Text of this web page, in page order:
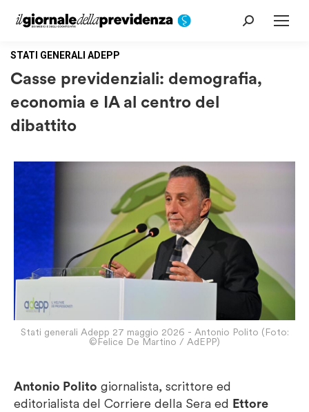
Cerca:
STATI GENERALI ADEPP
Casse previdenziali: demografia,
economia e IA al centro del
dibattito
Stati generali Adepp 27 maggio 2026 - Antonio Polito (Foto:
©Felice De Martino / AdEPP)
Antonio Polito giornalista, scrittore ed
editorialista del Corriere della Sera ed Ettore